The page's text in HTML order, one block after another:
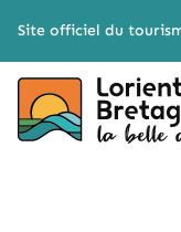
Site officiel du